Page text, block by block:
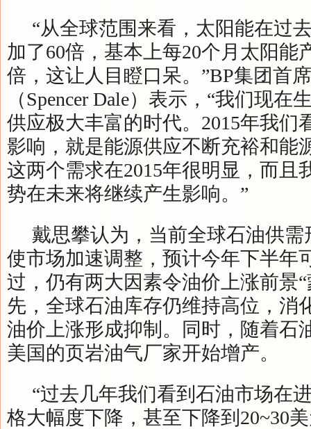
“从全球范围来看，太阳能在过
加了60倍，基本上每20个月太阳能
倍，这让人目瞪口呆。”BP集团首
（Spencer Dale）表示，“我们现在
供应极大丰富的时代。2015年我们
影响，就是能源供应不断充裕和能
这两个需求在2015年很明显，而且
势在未来将继续产生影响。”
戴思攀认为，当前全球石油供
使市场加速调整，预计今年下半年
过，仍有两大因素令油价上涨前景
先，全球石油库存仍维持高位，消
油价上涨形成抑制。同时，随着石
美国的页岩油气厂家开始增产。
“过去几年我们看到石油市场在
格大幅度下降，甚至下降到20~30